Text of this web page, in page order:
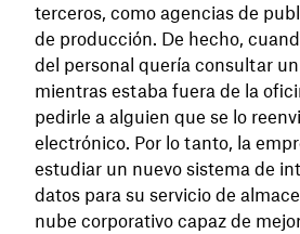
terceros, como agencias de
de producción. De hecho,
del personal quería consultar
mientras estaba fuera de la
pedirle a alguien que se lo
electrónico. Por lo tanto, la
estudiar un nuevo sistema de
datos para su servicio de
nube corporativo capaz de